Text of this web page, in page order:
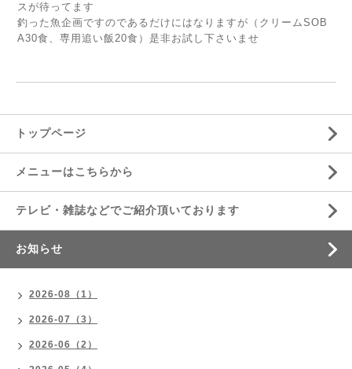
スが待ってます
釣った魚企画ですのであるだけにはなりますが（クリームSOB
A30食、専用追い飯20食）是非お試し下さいませ
トップページ
メニューはこちらから
テレビ・雑誌などでご紹介頂いております
お知らせ
2026-08（1）
2026-07（3）
2026-06（2）